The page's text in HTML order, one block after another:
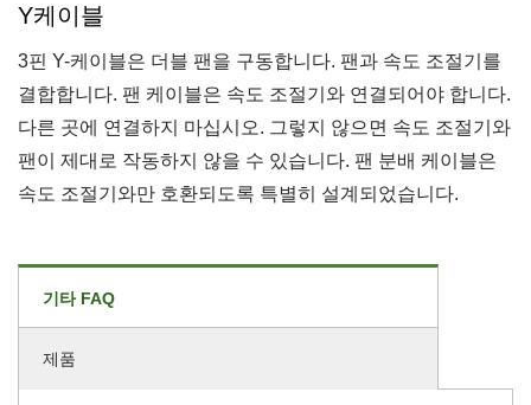
Y케이블
3핀 Y-케이블은 더블 팬을 구동합니다. 팬과 속도 조절기를
결합합니다. 팬 케이블은 속도 조절기와 연결되어야 합니다.
다른 곳에 연결하지 마십시오. 그렇지 않으면 속도 조절기와
팬이 제대로 작동하지 않을 수 있습니다. 팬 분배 케이블은
속도 조절기와만 호환되도록 특별히 설계되었습니다.
기타 FAQ
제품